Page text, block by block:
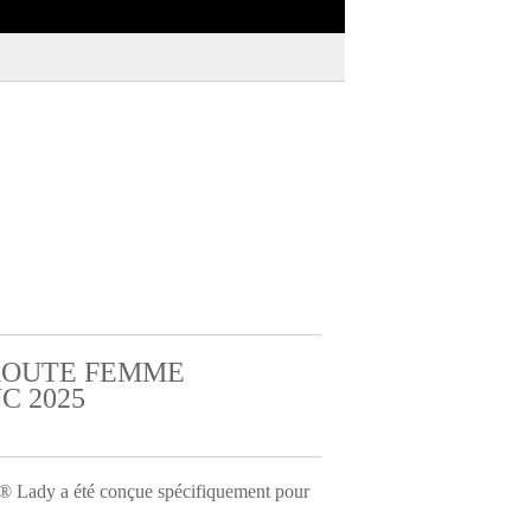
FEMME
2025
Lady a été conçue spécifiquement pour